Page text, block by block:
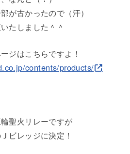
が古かったので（汗）
たしました＾＾
ジはこちらですよ！
contents/products/
聖火リレーですが
ビレッジに決定！